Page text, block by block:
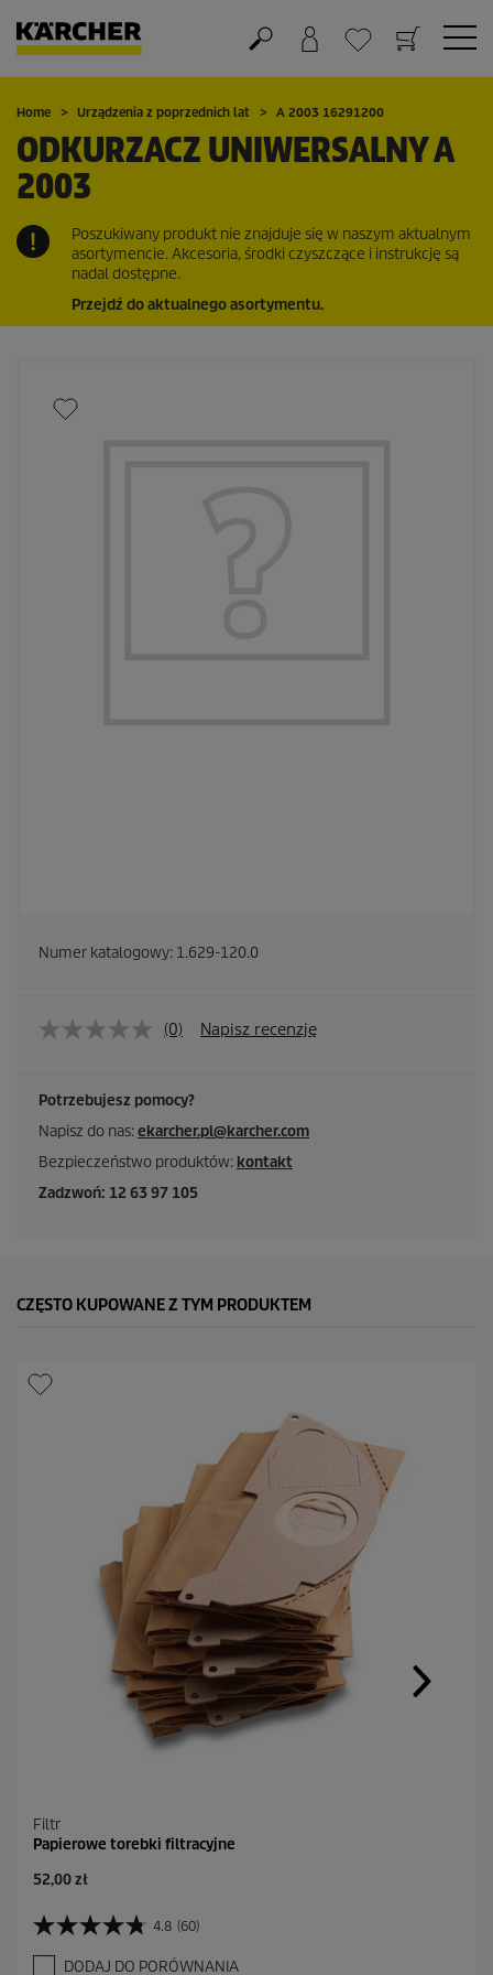
Koszyk
Lista życzeń
Home Urządzenia z poprzednich lat A 2003 16291200
ODKURZACZ UNIWERSALNY A
2003
Poszukiwany produkt nie znajduje się w naszym aktualnym
asortymencie. Akcesoria, środki czyszczące i instrukcję są
nadal dostępne.
Przejdź do aktualnego asortymentu.
Numer katalogowy: 1.629-120.0
(0) Napisz recenzję
Potrzebujesz pomocy?
Napisz do nas:ekarcher.pl@karcher.com
Bezpieczeństwo produktów: kontakt
Zadzwoń: 12 63 97 105
CZĘSTO KUPOWANE Z TYM PRODUKTEM
Filtr
Papierowe torebki filtracyjne
A
t
u
a
52,00 zł
4.8 (60)
4
.
DODAJ DO PORÓWNANIA